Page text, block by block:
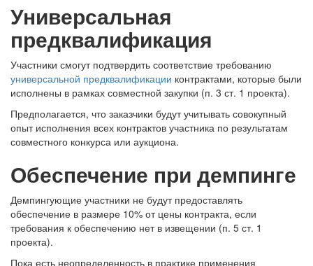
Универсальная
предквалификация
Участники смогут подтвердить соответствие требованию
универсальной предквалификации контрактами, которые были
исполнены в рамках совместной закупки (п. 3 ст. 1 проекта).
Предполагается, что заказчики будут учитывать совокупный
опыт исполнения всех контрактов участника по результатам
совместного конкурса или аукциона.
Обеспечение при демпинге
Демпингующие участники не будут предоставлять
обеспечение в размере 10% от цены контракта, если
требования к обеспечению нет в извещении (п. 5 ст. 1
проекта).
Пока есть неопределенность в практике применения